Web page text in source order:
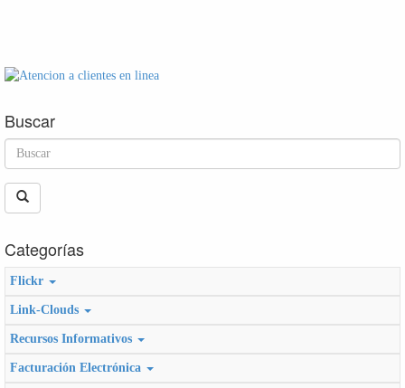
Buscar
Categorías
Flickr
Link-Clouds
Recursos Informativos
Facturación Electrónica